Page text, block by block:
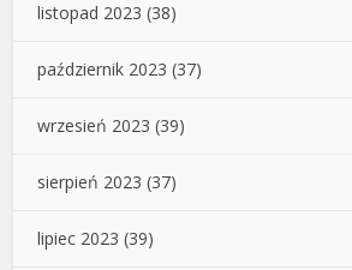
listopad 2023 (38)
październik 2023 (37)
wrzesień 2023 (39)
sierpień 2023 (37)
lipiec 2023 (39)